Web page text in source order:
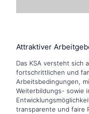
Attraktiver
Das KSA versteht sich
fortschrittlichen und
Arbeitsbedingungen,
Weiterbildungs- sowie
transparente und faire